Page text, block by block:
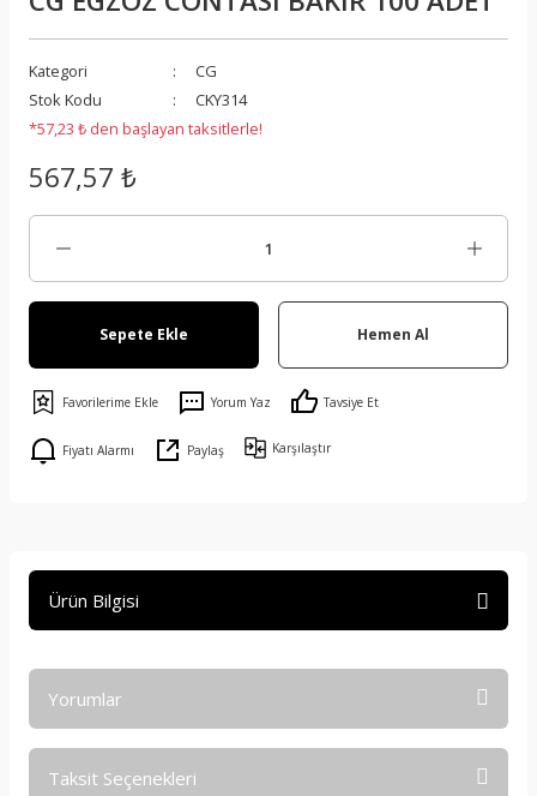
Kategori
CG
Stok Kodu
CKY314
*57,23 ₺ den başlayan taksitlerle!
567,57 ₺
Sepete Ekle Hemen Al
Yorum Yaz Tavsiye Et
Fiyatı Alarmı Paylaş Karşılaştır
Ürün Bilgisi
Yorumlar
Taksit Seçenekleri